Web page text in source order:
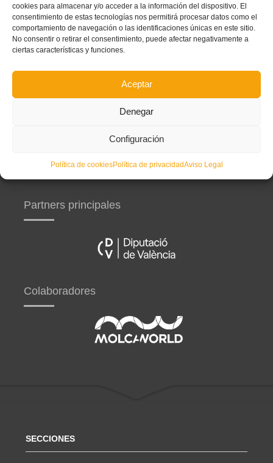
cookies para almacenar y/o acceder a la información del dispositivo. El
consentimiento de estas tecnologías nos permitirá procesar datos como el
comportamiento de navegación o las identificaciones únicas en este sitio.
No consentir o retirar el consentimiento, puede afectar negativamente a
ciertas características y funciones.
Aceptar
Denegar
Configuración
Política de cookiesPolítica de privacidadAviso Legal
martes 4 de agosto
Nuevo curso de Entrenador de fútbol Licencia UEFA
C que comenzará en noviembre 2026 (agotadas las
Circular nº. 5 – Normas generales de las competiciones
territoriales de fútbol sala 2026-2027
Partners principales
Colaboradores
SECCIONES